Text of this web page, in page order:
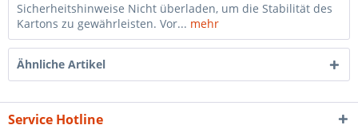
Sicherheitshinweise Nicht überladen, um die Stabilität des
Kartons zu gewährleisten. Vor... mehr
Ähnliche Artikel
Service Hotline